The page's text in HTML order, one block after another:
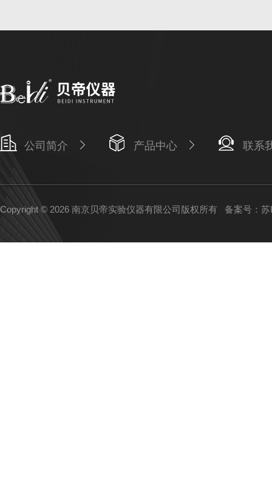
公司简介 产品中心 联系
Copyright © 2026 南京贝帝实验仪器有限公司版权所有 备案号：